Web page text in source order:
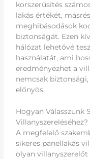
korszerűsítés
lakás értékét,
meghibásodások
biztonságát. Ezen
hálózat lehetővé
használatát, ami
eredményezhet a
nemcsak
előnyös.
Hogyan Válasszunk
Villanyszereléséhez?
A megfelelő
sikeres panellakás
olyan